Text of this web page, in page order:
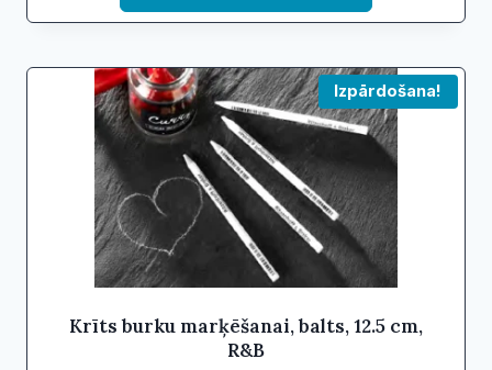
Izpārdošana!
Krīts burku marķēšanai, balts, 12.5 cm,
R&B